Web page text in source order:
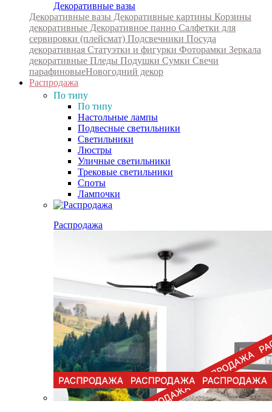
Декоративные вазы
Декоративные вазы Декоративные картины Корзины
декоративные Декоративное панно Салфетки для
сервировки (плейсмат) Подсвечники Посуда
декоративная Статуэтки и фигурки Фоторамки Зеркала
декоративные Пледы Подушки Сумки Свечи
парафиновыеНовогодний декор
Распродажа
По типу
По типу
Настольные лампы
Подвесные светильники
Светильники
Люстры
Уличные светильники
Трековые светильники
Споты
Лампочки
Распродажа